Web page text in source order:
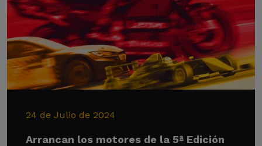
24 de Julio de 2024
Arrancan los motores de la 5ª Edición